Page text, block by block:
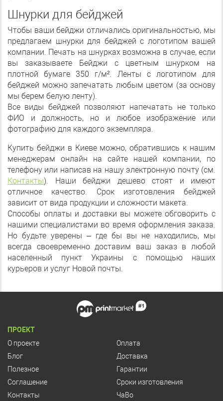
Шнурки для бейджей
Чтобы ваши бейджи отличались оригинальностью, мы
предлагаем шнурки для бейджей с логотипом вашей
компании. Печать на шнурках возможна в случае, если
вы заказываете Бейджи с цветным шнурком на
плотной бумаге 350 г/м². Ленты с логотипом для
бейджей можно запечатать любым цветом (за основу
мы берем белую ленту).
Все виды бейджей позволяют напечатать не только
ФИО и должность, но и любое изображение или
фотографию для каждого экземпляра.
Купить бейджи в Киеве можно, обратившись к нашим
менеджерам онлайн на сайте нашей компании, по
телефону или написав на нашу электронную почту (см.
Контакты). Наши бейджи дешево стоят и имеют
отличное качество. Срок изготовления бейджей
зависит от вида продукции и сложности макета.
Способы оплаты и доставки вы можете обговорить с
нашими специалистами во время оформления заказа.
Но будьте уверены – где бы вы не находились, мы
всегда своевременно доставим ваш заказ в любой
населенный пункт Украины с помощью наших
курьеров и услуг Новой почты.
ПРОЕКТ
О проекте
Блог
Полезное
Соглашение
Контакты
Оплата
Доставка
Гарантии
Сроки изготовления
ЧаВо